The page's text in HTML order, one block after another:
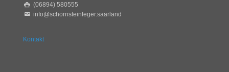
(06894) 580555
info@schornsteinfeger.saarland
Kontakt